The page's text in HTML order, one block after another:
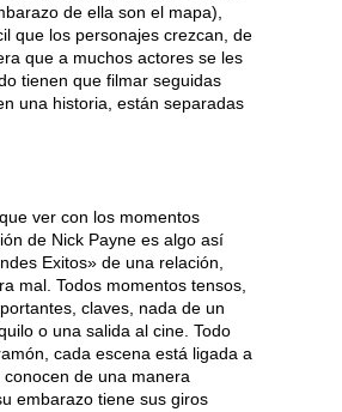
de ella son el mapa),
que los personajes crezcan, de
que a muchos actores se les
tienen que filmar seguidas
una historia, están separadas
ver con los momentos
de Nick Payne es algo así
Exitos» de una relación,
mal. Todos momentos tensos,
claves, nada de un
o una salida al cine. Todo
cada escena está ligada a
de una manera
embarazo tiene sus giros